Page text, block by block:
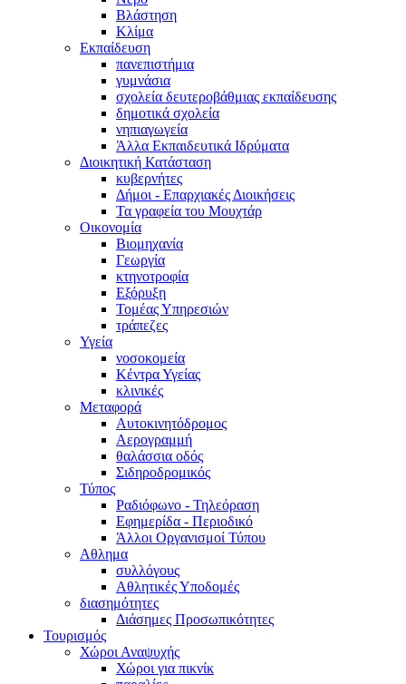
Βλάστηση
Κλίμα
Εκπαίδευση
πανεπιστήμια
γυμνάσια
σχολεία δευτεροβάθμιας εκπαίδευσης
δημοτικά σχολεία
νηπιαγωγεία
Άλλα Εκπαιδευτικά Ιδρύματα
Διοικητική Κατάσταση
κυβερνήτες
Δήμοι - Επαρχιακές Διοικήσεις
Τα γραφεία του Μουχτάρ
Οικονομία
Βιομηχανία
Γεωργία
κτηνοτροφία
Εξόρυξη
Τομέας Υπηρεσιών
τράπεζες
Υγεία
νοσοκομεία
Κέντρα Υγείας
κλινικές
Μεταφορά
Αυτοκινητόδρομος
Αερογραμμή
θαλάσσια οδός
Σιδηροδρομικός
Τύπος
Ραδιόφωνο - Τηλεόραση
Εφημερίδα - Περιοδικό
Άλλοι Οργανισμοί Τύπου
Αθλημα
συλλόγους
Αθλητικές Υποδομές
διασημότητες
Διάσημες Προσωπικότητες
Τουρισμός
Χώροι Αναψυχής
Χώροι για πικνίκ